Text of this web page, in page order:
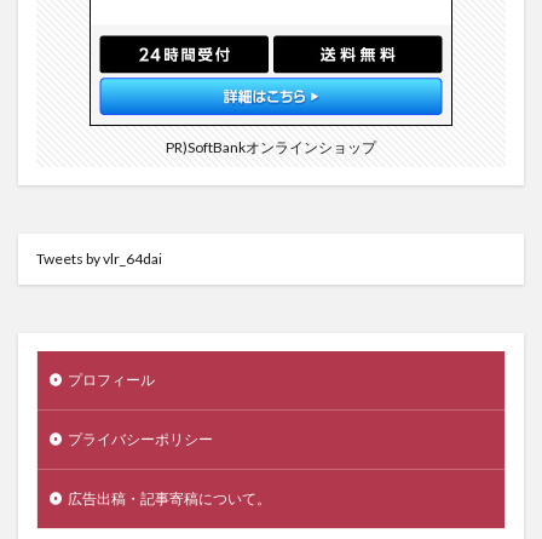
PR)SoftBankオンラインショップ
Tweets by vlr_64dai
プロフィール
プライバシーポリシー
広告出稿・記事寄稿について。